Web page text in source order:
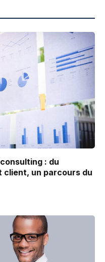
: du
un parcours du